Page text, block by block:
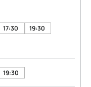
17:30 19:30
19:30